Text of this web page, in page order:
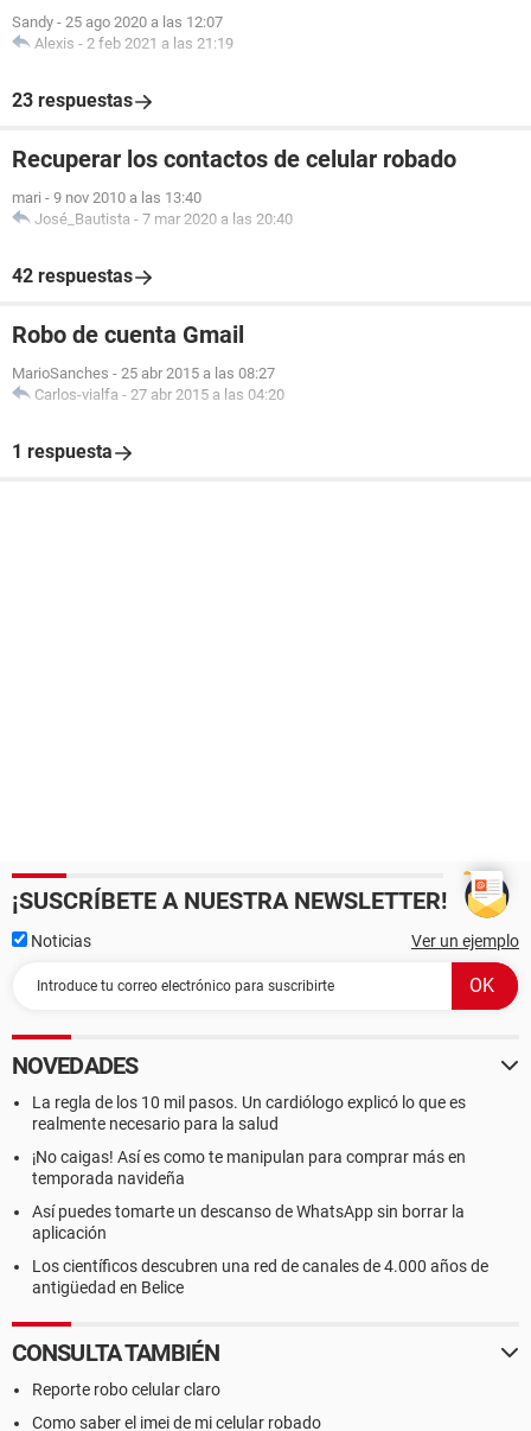
Sandy - 25 ago 2020 a las 12:07
Alexis - 2 feb 2021 a las 21:19
23 respuestas
Recuperar los contactos de celular robado
mari - 9 nov 2010 a las 13:40
José_Bautista - 7 mar 2020 a las 20:40
42 respuestas
Robo de cuenta Gmail
MarioSanches - 25 abr 2015 a las 08:27
Carlos-vialfa - 27 abr 2015 a las 04:20
1 respuesta
¡SUSCRÍBETE A NUESTRA NEWSLETTER!
Noticias Ver un ejemplo
NOVEDADES
La regla de los 10 mil pasos. Un cardiólogo explicó lo que es
realmente necesario para la salud
¡No caigas! Así es como te manipulan para comprar más en
temporada navideña
Así puedes tomarte un descanso de WhatsApp sin borrar la
aplicación
Los científicos descubren una red de canales de 4.000 años de
antigüedad en Belice
CONSULTA TAMBIÉN
Reporte robo celular claro
Como saber el imei de mi celular robado